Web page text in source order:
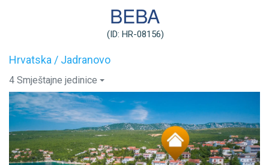
BEBA
(ID: HR-08156)
Hrvatska / Jadranovo
4 Smještajne jedinice